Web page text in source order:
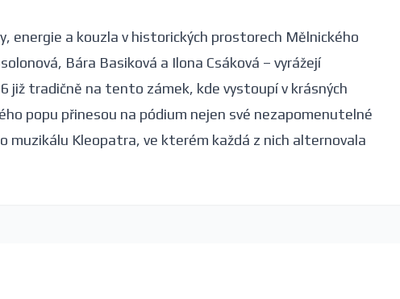
energie a kouzla v historických prostorech Mělnického
Bára Basiková a Ilona Csáková – vyrážejí
již tradičně na tento zámek, kde vystoupí v krásných
popu přinesou na pódium nejen své nezapomenutelné
Kleopatra, ve kterém každá z nich alternovala